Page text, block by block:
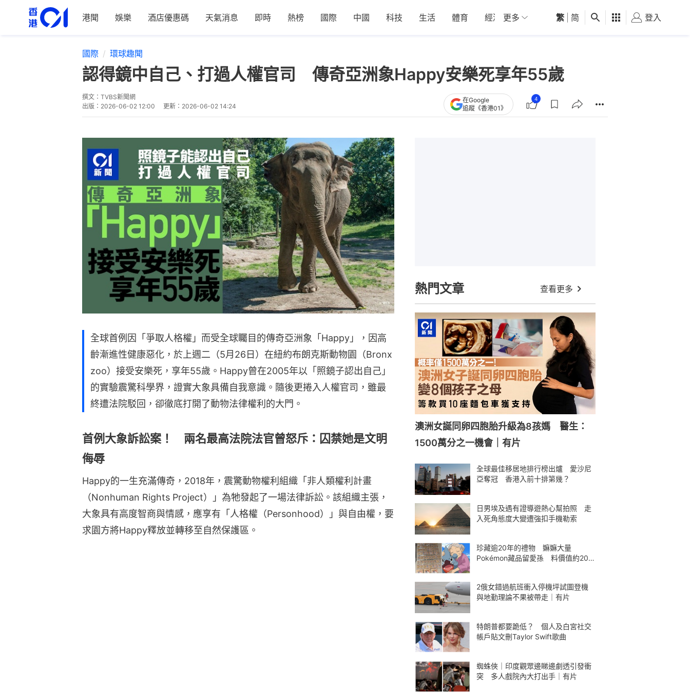
港聞 娛樂 酒店優惠碼 天氣消息 即時 熱榜 國際 中國 科技 生活 體育 經濟 01深圳 觀點 健康 好食玩飛
更多 繁 简 登入
國際 環球趣聞
認得鏡中自己、打過人權官司 傳奇亞洲象Happy安樂死享年55歲
撰文： TVBS新聞網
出版： 2026-06-02 12:00 更新： 2026-06-02 14:24
在Google
追蹤《香港01》
4
全球首例因「爭取人格權」而受全球矚目的傳奇亞洲象「Happy」，因高
齡漸進性健康惡化，於上週二（5月26日）在紐約布朗克斯動物園（Bronx
zoo）接受安樂死，享年55歲。Happy曾在2005年以「照鏡子認出自己」
的實驗震驚科學界，證實大象具備自我意識。隨後更捲入人權官司，雖最
終遭法院駁回，卻徹底打開了動物法律權利的大門。
首例大象訴訟案！ 兩名最高法院法官曾怒斥：囚禁她是文明
侮辱
Happy的一生充滿傳奇，2018年，震驚動物權利組織「非人類權利計畫
（Nonhuman Rights Project）」為牠發起了一場法律訴訟。該組織主張，
大象具有高度智商與情感，應享有「人格權（Personhood）」與自由權，要
求園方將Happy釋放並轉移至自然保護區。
熱門文章 查看更多
澳洲女誕同卵四胞胎升級為8孩媽 醫生：
1500萬分之一機會｜有片
全球最佳移居地排行榜出爐 愛沙尼
亞奪冠 香港入前十排第幾？
日男埃及遇有證導遊熱心幫拍照 走
入死角態度大變遭強扣手機勒索
珍藏逾20年的禮物 嫲嫲大量
Pokémon藏品留愛孫 料價值約200
2俄女錯過航班衝入停機坪試圖登機
與地勤理論不果被帶走｜有片
特朗普都要跪低？ 個人及白宮社交
帳戶貼文刪Taylor Swift歌曲
蜘蛛俠｜印度觀眾邊睇邊劇透引發衝
突 多人戲院內大打出手｜有片